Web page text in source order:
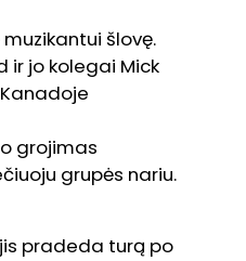
šlovę.
ir jo kolegai Mick
grojimas
grupės nariu.
pradeda turą po